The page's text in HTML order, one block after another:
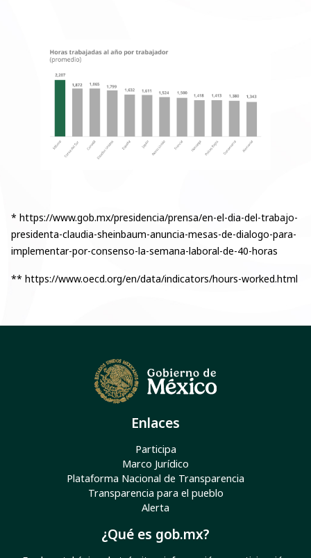
* https://www.gob.mx/presidencia/prensa/en-el-dia-del-trabajo-
presidenta-claudia-sheinbaum-anuncia-mesas-de-dialogo-para-
implementar-por-consenso-la-semana-laboral-de-40-horas
** https://www.oecd.org/en/data/indicators/hours-worked.html
Enlaces
Participa
Marco Jurídico
Plataforma Nacional de Transparencia
Transparencia para el pueblo
Alerta
¿Qué es gob.mx?